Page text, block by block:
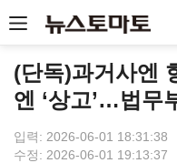
(단독)과거사엔
엔 ‘상고’…법무
입력: 2026-06-01 18:31:38
수정: 2026-06-01 19:13:37